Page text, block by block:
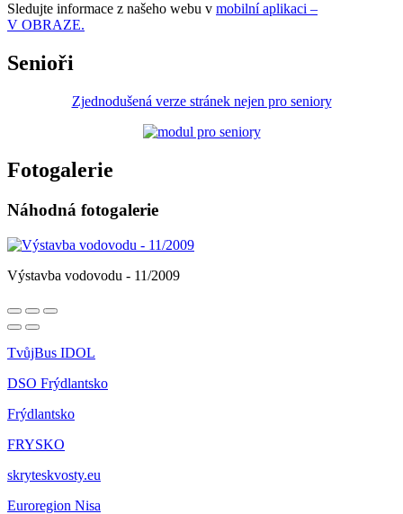
Sledujte informace z našeho webu v mobilní aplikaci –
V OBRAZE.
Senioři
Zjednodušená verze stránek nejen pro seniory
Fotogalerie
Náhodná fotogalerie
Výstavba vodovodu - 11/2009
TvůjBus IDOL
DSO Frýdlantsko
Frýdlantsko
FRYSKO
skryteskvosty.eu
Euroregion Nisa